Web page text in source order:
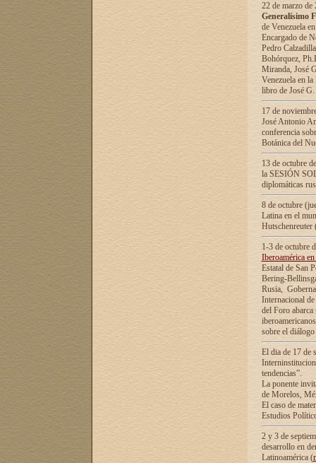
22 de marzo
Generalísimo
de Venezuela
Encargado de
Pedro
Bohórquez,
Miranda, José
Venezuela en
libro de José
17 de
José Antonio
conferencia
Botánica del
13 de octubre
la SESIÓN
diplomáticas
8 de octubre
Latina en el
1-3 de octubre
Iberoamérica
Estatal de San
Bering-
Rusia,
Internacional
del Foro
sobre el
El dia de 17 de
tendencias”.
La ponente
de Morelos,
El caso de
Estudios
2 y 3 de
desarrollo en
Latinoamérica (